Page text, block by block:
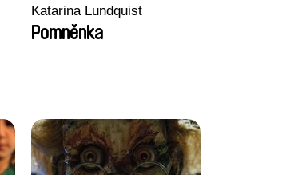
Katarina Lundquist
Pomněnka